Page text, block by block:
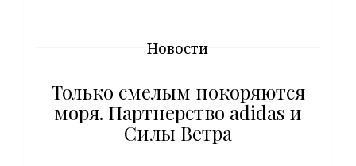
Новости
Только смелым покоряются
моря. Партнерство adidas и
Силы Ветра